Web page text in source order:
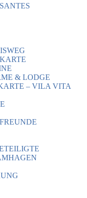
& LODGE
– VILA VITA